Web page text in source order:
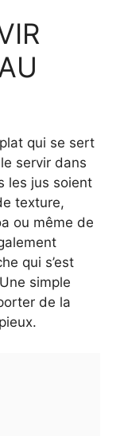
qui se sert
servir dans
les jus soient
texture,
ou même de
qui s’est
simple
de la